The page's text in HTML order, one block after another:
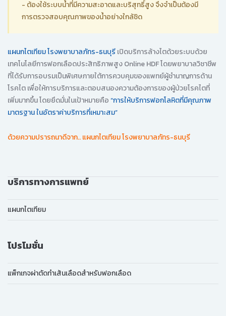
- ต้องใช้ระบบน้ำที่มีความสะอาดและบริสุทธิ์สูง จึงจำเป็นต้องมี
การตรวจสอบคุณภาพของน้ำอย่างใกล้ชิด
แผนกไตเทียม โรงพยาบาลภัทร-ธนบุรีเปิดบริการล้างไตด้วยระบบด้วย
เทคโนโลยีการฟอกเลือดประสิทธิภาพสูง Online HDF โดยพยาบาลวิชาชีพ
ที่ได้รับการอบรมเป็นพิเศษภายใต้การควบคุมของแพทย์ผู้ชำนาญการด้าน
โรคไต เพื่อให้การบริการและตอบสนองความต้องการของผู้ป่วยโรคไตที่
เพิ่มมากขึ้น โดยยึดมั่นในเป้าหมายคือ“การให้บริการฟอกโลหิตที่มีคุณภาพ
มาตรฐาน ในอัตราค่าบริการที่เหมาะสม”
ด้วยความปรารถนาดีจาก.. แผนกไตเทียม โรงพยาบาลภัทร-ธนบุรี
บริการทางการแพทย์
แผนกไตเทียม
โปรโมชั่น
แพ็กเกจผ่าตัดทำเส้นเลือดสำหรับฟอกเลือด